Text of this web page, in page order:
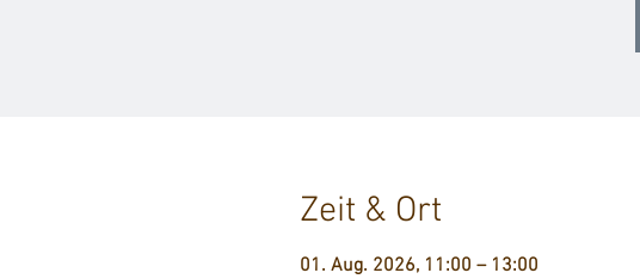
Zeit & Ort
01. Aug. 2026, 11:00 – 13:00